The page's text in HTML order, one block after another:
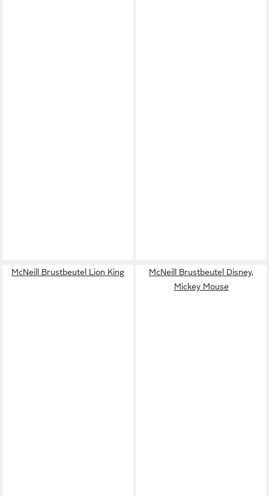
McNeill Brustbeutel Lion King
McNeill Brustbeutel Disney,
Mickey Mouse